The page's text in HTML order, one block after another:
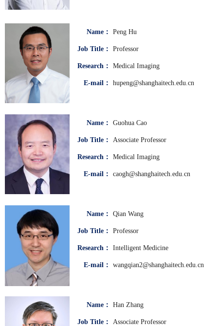
Name： Peng Hu
Job Title： Professor
Research： Medical Imaging
E-mail： hupeng@shanghaitech.edu.cn
Name： Guohua Cao
Job Title： Associate Professor
Research： Medical Imaging
E-mail： caogh@shanghaitech.edu.cn
Name： Qian Wang
Job Title： Professor
Research： Intelligent Medicine
E-mail： wangqian2@shanghaitech.edu.cn
Name： Han Zhang
Job Title： Associate Professor